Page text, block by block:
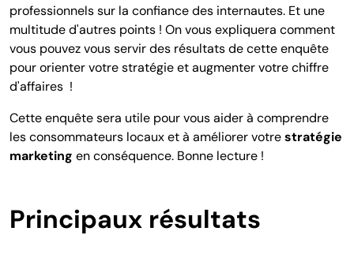
professionnels sur la confiance des internautes. Et une
multitude d'autres points ! On vous expliquera comment
vous pouvez vous servir des résultats de cette enquête
pour orienter votre stratégie et augmenter votre chiffre
d'affaires !
Cette enquête sera utile pour vous aider à comprendre
les consommateurs locaux et à améliorer votrestratégie
marketing en conséquence. Bonne lecture !
Principaux résultats